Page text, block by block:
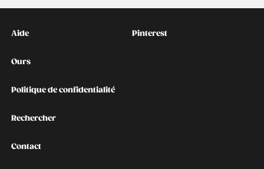
Kontakt
Aide
Ours
Politique de confidentialité
Rechercher
Contact
Social
Pinterest